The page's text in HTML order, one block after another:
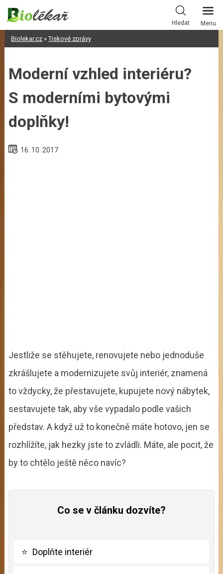
Skip
content
Hledat Menu
Biolekar.cz»Tiskové zprávy
Moderní vzhled interiéru?
S moderními bytovými
doplňky!
16. 10. 2017
Jestliže se stěhujete, renovujete nebo jednoduše
zkrášlujete a modernizujete svůj interiér, znamená
to vždycky, že přestavujete, kupujete nový nábytek,
sestavujete tak, aby vše vypadalo podle vašich
představ. A když už to konečně máte hotovo, jen se
rozhlížíte, jak hezky jste to zvládli. Máte, ale pocit, že
by to chtělo ještě něco navíc?
Co se v článku dozvíte?
⭐ Doplňte interiér